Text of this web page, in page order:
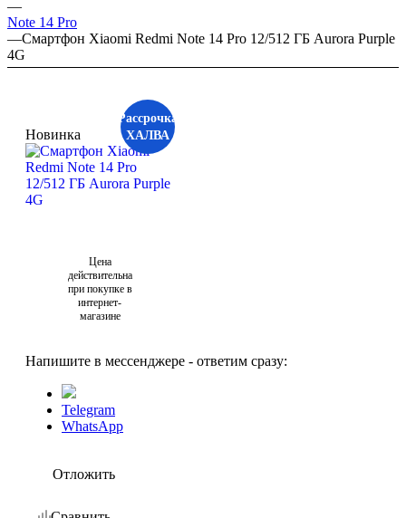
—
Note 14 Pro
—Смартфон Xiaomi Redmi Note 14 Pro 12/512 ГБ Aurora Purple
4G
Рассрочка
ХАЛВА
Новинка
Цена
действительна
при покупке в
интернет-
магазине
Напишите в мессенджере - ответим сразу:
Telegram
WhatsApp
Отложить